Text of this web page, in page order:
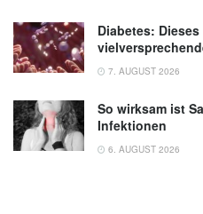
Diabetes:
7. AUGUST 2026
So wirksam ist
Infektionen
6. AUGUST 2026